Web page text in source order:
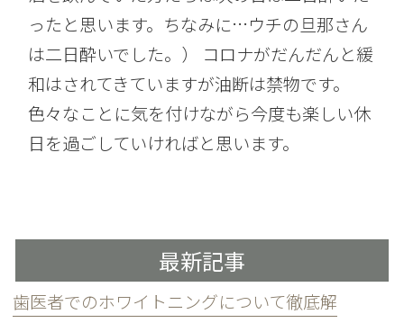
ったと思います。ちなみに…ウチの旦那さん
は二日酔いでした。） コロナがだんだんと緩
和はされてきていますが油断は禁物です。
色々なことに気を付けながら今度も楽しい休
日を過ごしていければと思います。
最新記事
歯医者でのホワイトニングについて徹底解